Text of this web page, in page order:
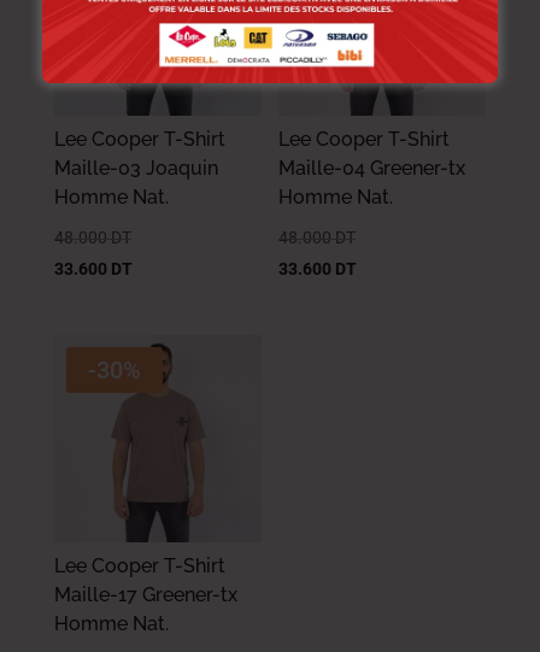
Lee Cooper T-Shirt
Maille-03 Joaquin
Homme Nat.
48.000 DT
33.600 DT
Lee Cooper T-Shirt
Maille-04 Greener-tx
Homme Nat.
48.000 DT
33.600 DT
-30%
Lee Cooper T-Shirt
Maille-17 Greener-tx
Homme Nat.